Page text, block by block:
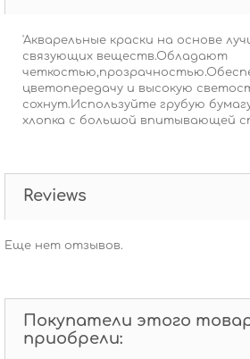
'Акварельные краски на основе
связующих веществ.Обладают
цветопередачу и высокую
сохнут.Используйте грубую
хлопка с большой впитывающей
Reviews
Еще нет отзывов.
Покупатели этого
приобрели: